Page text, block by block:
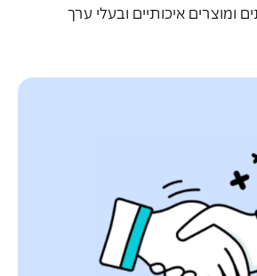
ומוצרים איכותיים ובעלי ערך